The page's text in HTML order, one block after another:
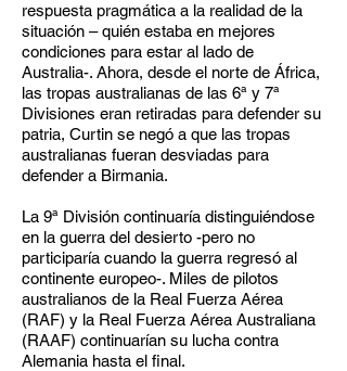
respuesta pragmática a la realidad de la
situación – quién estaba en mejores
condiciones para estar al lado de
Australia-. Ahora, desde el norte de África,
las tropas australianas de las 6ª y 7ª
Divisiones eran retiradas para defender su
patria, Curtin se negó a que las tropas
australianas fueran desviadas para
defender a Birmania.
La 9ª División continuaría distinguiéndose
en la guerra del desierto -pero no
participaría cuando la guerra regresó al
continente europeo-. Miles de pilotos
australianos de la Real Fuerza Aérea
(RAF) y la Real Fuerza Aérea Australiana
(RAAF) continuarían su lucha contra
Alemania hasta el final.